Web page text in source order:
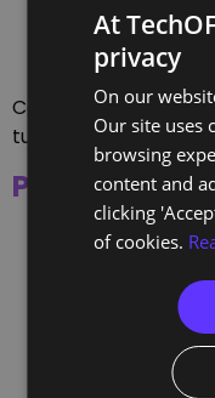
permite, por
ou saber se
Consultaeste guia
tuas obrigações
Protege-te
Cumpre o
pessoais, tens
Proteção de
Contrato de
formalizar
ambas as
At
privacy
On our
Our site uses
browsing
content and
clicking
of cookies.